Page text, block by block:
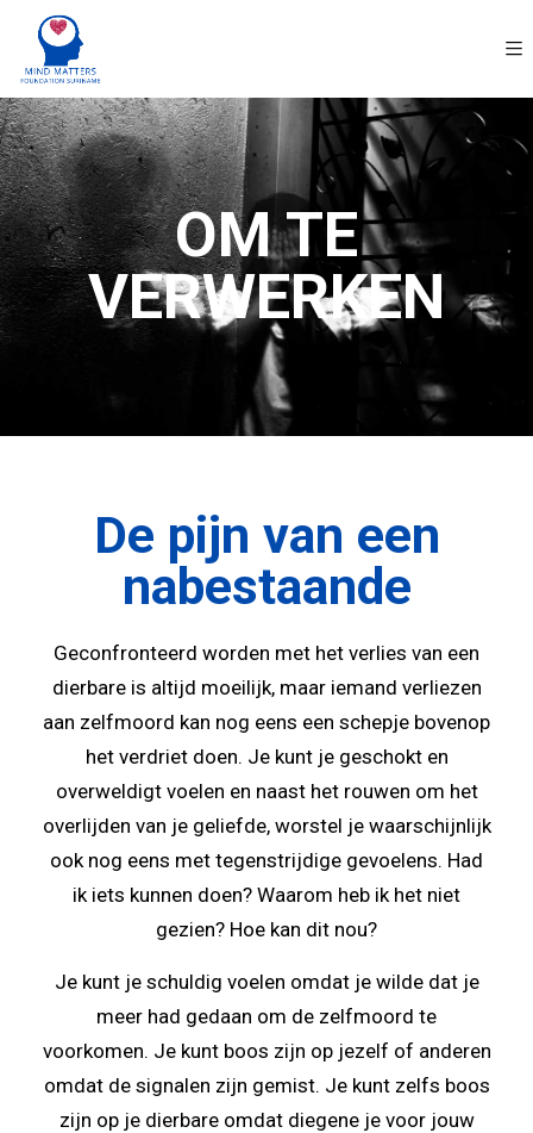
OM TE
VERWERKEN
De pijn van een
nabestaande
Geconfronteerd worden met het verlies van een
dierbare is altijd moeilijk, maar iemand verliezen
aan zelfmoord kan nog eens een schepje bovenop
het verdriet doen. Je kunt je geschokt en
overweldigt voelen en naast het rouwen om het
overlijden van je geliefde, worstel je waarschijnlijk
ook nog eens met tegenstrijdige gevoelens. Had
ik iets kunnen doen? Waarom heb ik het niet
gezien? Hoe kan dit nou?
Je kunt je schuldig voelen omdat je wilde dat je
meer had gedaan om de zelfmoord te
voorkomen. Je kunt boos zijn op jezelf of anderen
omdat de signalen zijn gemist. Je kunt zelfs boos
zijn op je dierbare omdat diegene je voor jouw